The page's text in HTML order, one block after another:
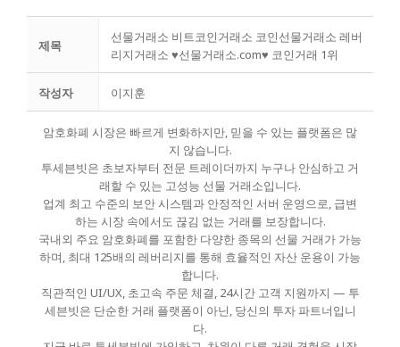
제목
선물거래소 비트코인거래소 코인선물거래소 레버
리지거래소 ♥선물거래소.com♥ 코인거래 1위
작성자 이지훈
암호화폐 시장은 빠르게 변화하지만, 믿을 수 있는 플랫폼은 많
지 않습니다.
투세븐빗은 초보자부터 전문 트레이더까지 누구나 안심하고 거
래할 수 있는 고성능 선물 거래소입니다.
업계 최고 수준의 보안 시스템과 안정적인 서버 운영으로, 급변
하는 시장 속에서도 끊김 없는 거래를 보장합니다.
국내외 주요 암호화폐를 포함한 다양한 종목의 선물 거래가 가능
하며, 최대 125배의 레버리지를 통해 효율적인 자산 운용이 가능
합니다.
직관적인 UI/UX, 초고속 주문 체결, 24시간 고객 지원까지 — 투
세븐빗은 단순한 거래 플랫폼이 아닌, 당신의 투자 파트너입니
다.